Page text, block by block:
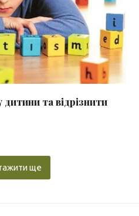
та відрізнити
ще